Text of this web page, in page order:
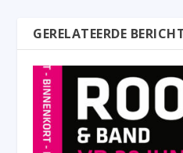
GERELATEERDE